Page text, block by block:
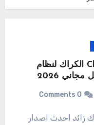
Chromium 146.0.7636.0 الكراك لنظام
0 Comments